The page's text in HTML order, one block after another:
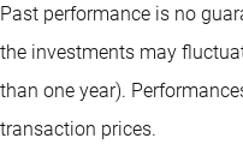
Past performance is no
the investments may
than one year).
transaction prices.